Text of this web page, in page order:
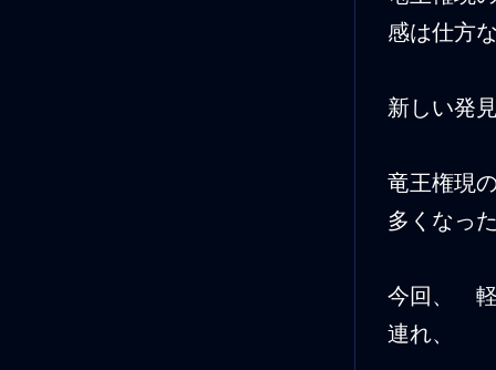
感は仕方
新しい
竜王権現
多くなっ
今回、
連れ、